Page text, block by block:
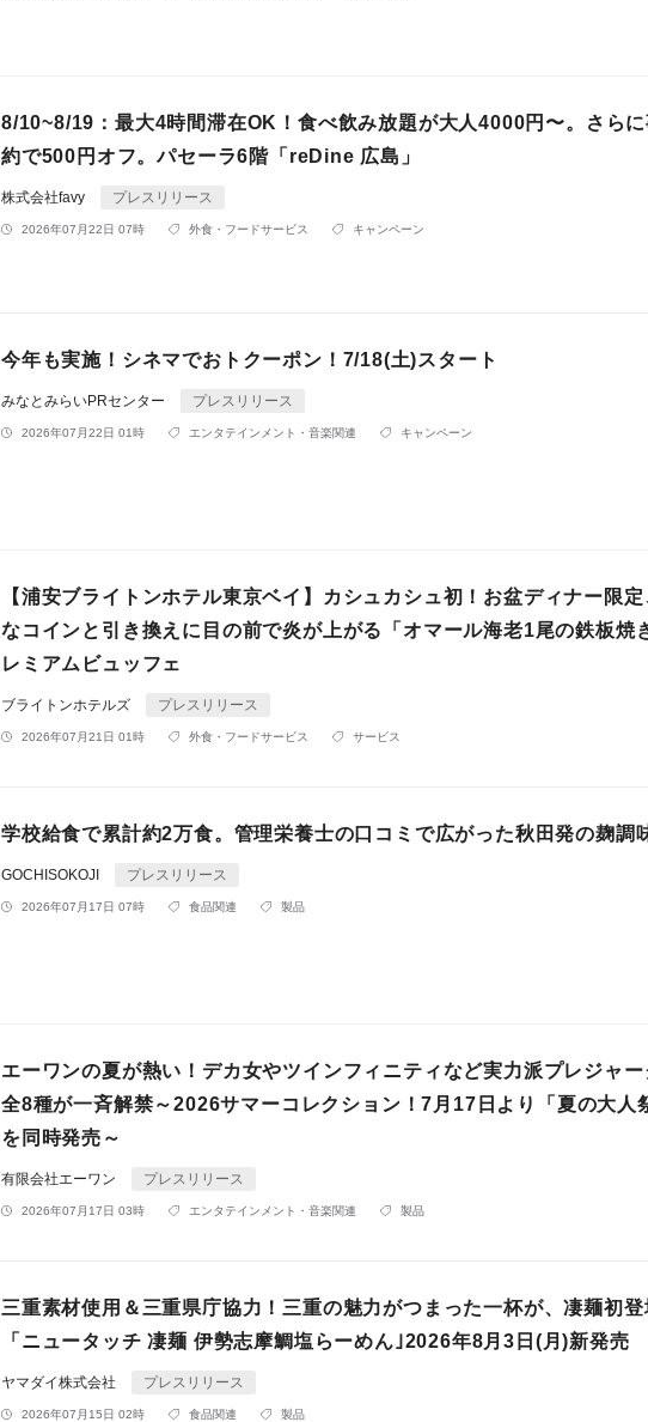
8/10~8/19：最大4時間滞在OK！食べ飲み放題が大人4000円〜。さら
約で500円オフ。パセーラ6階「reDine 広島」
株式会社favy プレスリリース
2026年07月22日 07時 外食・フードサービス キャンペーン
今年も実施！シネマでおトクーポン！7/18(土)スタート
みなとみらいPRセンター プレスリリース
2026年07月22日 01時 エンタテインメント・音楽関連 キャンペーン
【浦安ブライトンホテル東京ベイ】カシュカシュ初！お盆ディナー限
なコインと引き換えに目の前で炎が上がる「オマール海老1尾の鉄板焼
レミアムビュッフェ
ブライトンホテルズ プレスリリース
2026年07月21日 01時 外食・フードサービス サービス
学校給食で累計約2万食。管理栄養士の口コミで広がった秋田発の麹調
GOCHISOKOJI プレスリリース
2026年07月17日 07時 食品関連 製品
エーワンの夏が熱い！デカ女やツインフィニティなど実力派プレジャ
全8種が一斉解禁～2026サマーコレクション！7月17日より「夏の大人
を同時発売～
有限会社エーワン プレスリリース
2026年07月17日 03時 エンタテインメント・音楽関連 製品
三重素材使用＆三重県庁協力！三重の魅力がつまった一杯が、凄麺初登
「ニュータッチ 凄麺 伊勢志摩鯛塩らーめん｣2026年8月3日(月)新発売
ヤマダイ株式会社 プレスリリース
2026年07月15日 02時 食品関連 製品